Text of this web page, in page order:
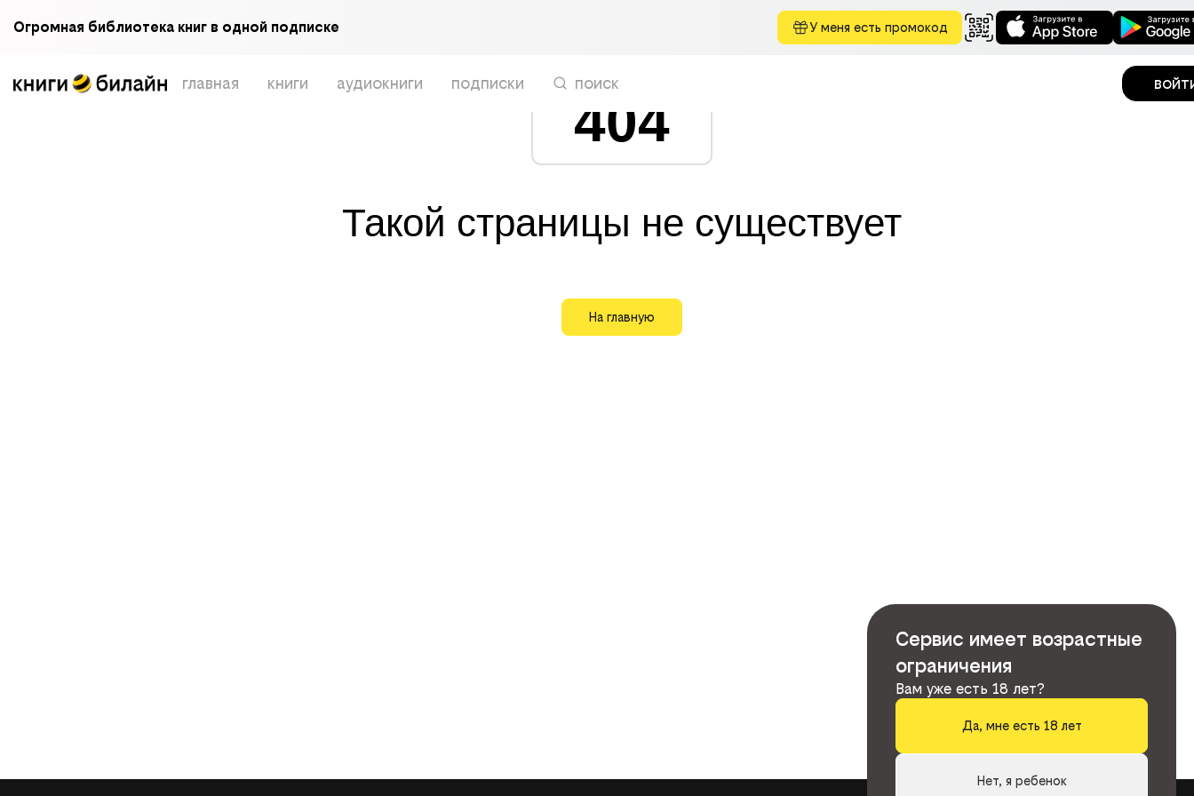
Огромная библиотека книг в одной подписке У меня есть промокод
главная книги аудиокниги подписки поиск
404
Такой страницы не существует
На главную
Сервис имеет возрастные
ограничения
Вам уже есть 18 лет?
Да, мне есть 18 лет
Нет, я ребенок